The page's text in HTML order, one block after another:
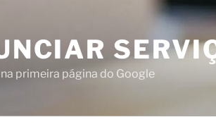
primeira página do Google